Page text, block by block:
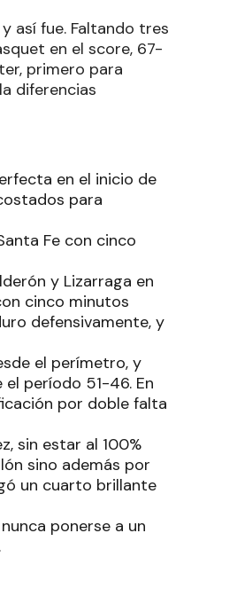
así fue. Faltando tres
en el score, 67-
primero para
diferencias
en el inicio de
para
Fe con cinco
y Lizarraga en
cinco minutos
defensivamente, y
el perímetro, y
período 51-46. En
por doble falta
sin estar al 100%
sino además por
un cuarto brillante
ponerse a un